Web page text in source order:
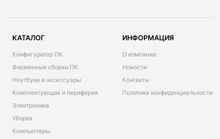
КАТАЛОГ
Конфигуратор ПК
Фирменные сборки ПК
Ноутбуки и аксессуары
Комплектующие и периферия
Электроника
Уборка
Компьютеры
ИНФОРМАЦИЯ
О компании
Новости
Контакты
Политика конфиденциальности